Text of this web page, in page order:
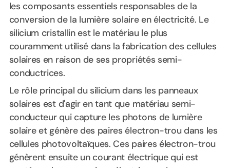
les composants essentiels responsables de la
conversion de la lumière solaire en électricité. Le
silicium cristallin est le matériau le plus
couramment utilisé dans la fabrication des cellules
solaires en raison de ses propriétés semi-
conductrices.
Le rôle principal du silicium dans les panneaux
solaires est d'agir en tant que matériau semi-
conducteur qui capture les photons de lumière
solaire et génère des paires électron-trou dans les
cellules photovoltaïques. Ces paires électron-trou
génèrent ensuite un courant électrique qui est